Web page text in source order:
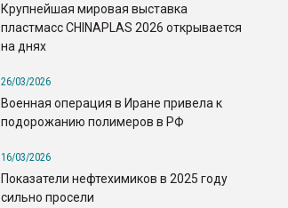
Крупнейшая мировая выставка
пластмасс CHINAPLAS 2026 открывается
на днях
26/03/2026
Военная операция в Иране привела к
подорожанию полимеров в РФ
16/03/2026
Показатели нефтехимиков в 2025 году
сильно просели